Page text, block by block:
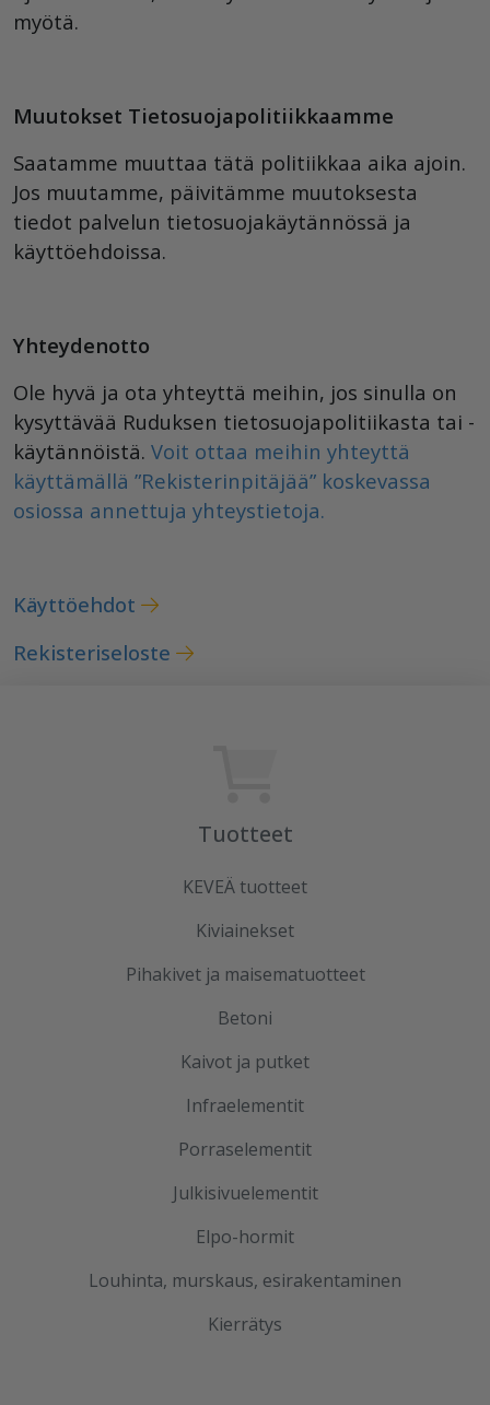
myötä.
Muutokset Tietosuojapolitiikkaamme
Saatamme muuttaa tätä politiikkaa aika ajoin.
Jos muutamme, päivitämme muutoksesta
tiedot palvelun tietosuojakäytännössä ja
käyttöehdoissa.
Yhteydenotto
Ole hyvä ja ota yhteyttä meihin, jos sinulla on
kysyttävää Ruduksen tietosuojapolitiikasta tai -
käytännöistä. Voit ottaa meihin yhteyttä
käyttämällä ”Rekisterinpitäjää” koskevassa
osiossa annettuja yhteystietoja.
Käyttöehdot
Rekisteriseloste
Tuotteet
KEVEÄ tuotteet
Kiviainekset
Pihakivet ja maisematuotteet
Betoni
Kaivot ja putket
Infraelementit
Porraselementit
Julkisivuelementit
Elpo-hormit
Louhinta, murskaus, esirakentaminen
Kierrätys